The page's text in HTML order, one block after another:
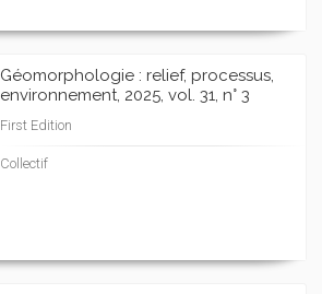
Géomorphologie : relief, processus,
environnement, 2025, vol. 31, n° 3
First Edition
Collectif